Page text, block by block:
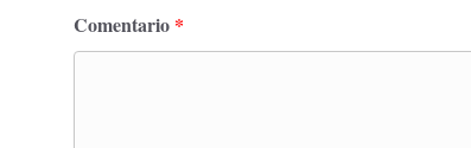
Comentario *